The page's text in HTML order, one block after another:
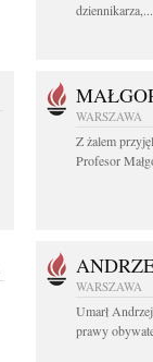
dziennikarza,...
WARSZAWA
Z żalem
Profesor
WARSZAWA
Umarł
prawy